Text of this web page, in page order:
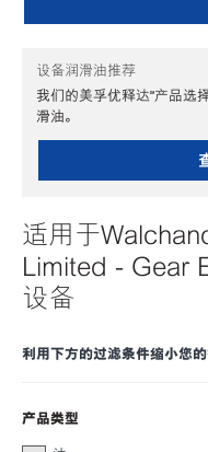
设备润滑油推荐
我们的美孚优释达℠产品选
滑油。
适用于
Limited - Gear
设备
利用下方的过滤条件缩小您的
产品类型